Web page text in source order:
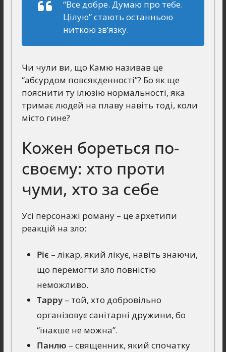
“Все добре. Думаю про тебе.
Цілую”стають останньою
ниткою зв’язку.
Чи чули ви, що Камю називав це
“абсурдом повсякденності”? Бо як ще
пояснити ту ілюзію нормальності, яка
тримає людей на плаву навіть тоді, коли
місто гине?
Кожен бореться по-
своєму: хто проти
чуми, хто за себе
Усі персонажі роману – це архетипи
реакцій на зло:
Ріє – лікар, який лікує, навіть знаючи,
що перемогти зло повністю
неможливо.
Тарру– той, хто добровільно
організовує санітарні дружини, бо
“інакше не можна”.
Панлю – священник, який спочатку